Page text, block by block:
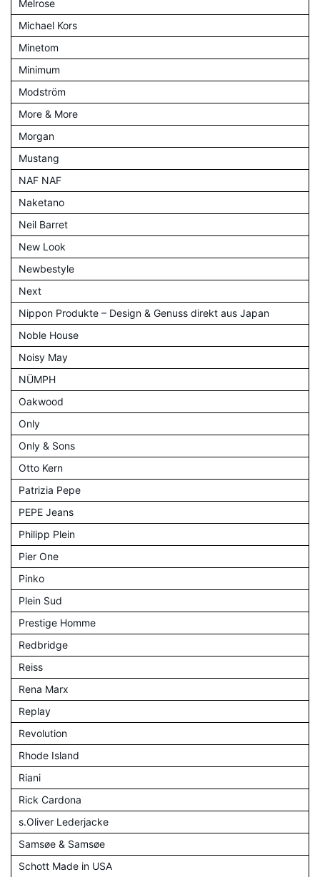
Melrose
Michael Kors
Minetom
Minimum
Modström
More & More
Morgan
Mustang
NAF NAF
Naketano
Neil Barret
New Look
Newbestyle
Next
Nippon Produkte – Design & Genuss direkt aus Japan
Noble House
Noisy May
NÜMPH
Oakwood
Only
Only & Sons
Otto Kern
Patrizia Pepe
PEPE Jeans
Philipp Plein
Pier One
Pinko
Plein Sud
Prestige Homme
Redbridge
Reiss
Rena Marx
Replay
Revolution
Rhode Island
Riani
Rick Cardona
s.Oliver Lederjacke
Samsøe & Samsøe
Schott Made in USA